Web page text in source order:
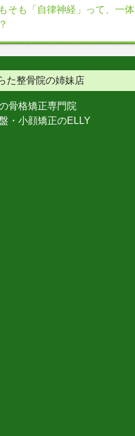
そも「自律神経」って、一体
た整骨院の姉妹店
骨格矯正専門院
・小顔矯正のELLY